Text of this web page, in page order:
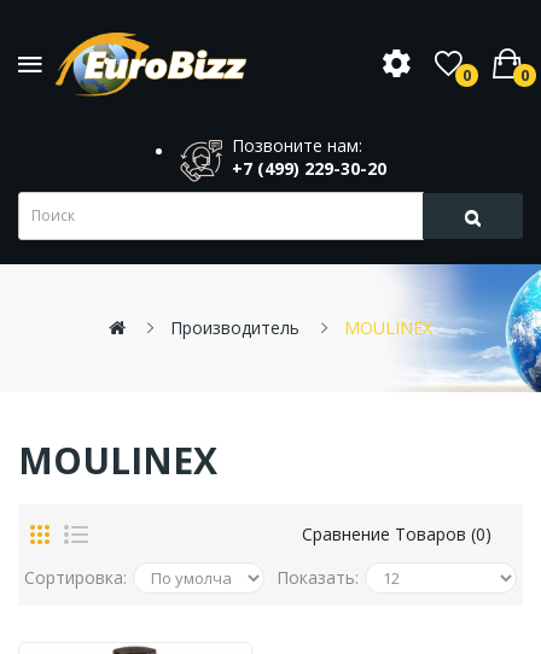
0 0
Позвоните нам:
+7 (499) 229-30-20
Производитель MOULINEX
MOULINEX
Сравнение Товаров (0)
Сортировка:
Показать: